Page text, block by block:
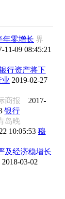
年零增长 界
11-09 08:45:21
行资产将下
业 2019-02-27
商报 2017-
银行
岛晚
10:05:53 穆
及经济稳增长
2018-03-02